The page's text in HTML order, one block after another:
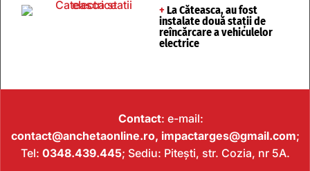
+ La Căteasca, au fost
instalate două stații de
reîncărcare a vehiculelor
electrice
Contact: e-mail:
contact@anchetaonline.ro, impactarges@gmail.com;
Tel: 0348.439.445; Sediu: Pitești, str. Cozia, nr 5A.